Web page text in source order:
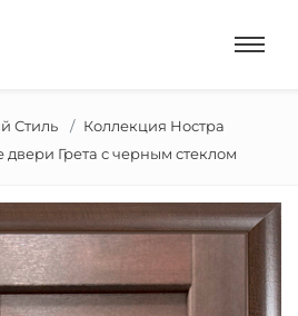
Стиль
Коллекция Ностра
Грета с черным стеклом